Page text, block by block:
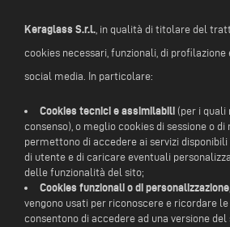
Keraglass S.r.l., in qualità di titolare del
cookies necessari, funzionali, di profilazione
social media. In particolare:
Cookies tecnici e assimilabili (per i quali
consenso), o meglio cookies di sessione o di
permettono di accedere ai servizi
di utente e di caricare eventuali
delle funzionalità del sito;
Cookies funzionali o di personalizzazione
vengono usati per riconoscere e ricordare
consentono di accedere ad una versione del